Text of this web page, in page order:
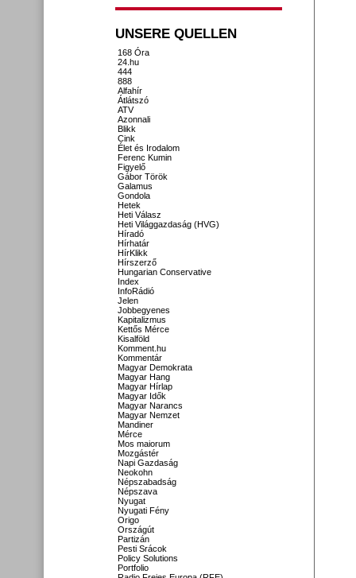
UNSERE QUELLEN
168 Óra
24.hu
444
888
Alfahír
Átlátszó
ATV
Azonnali
Blikk
Cink
Élet és Irodalom
Ferenc Kumin
Figyelő
Gábor Török
Galamus
Gondola
Hetek
Heti Válasz
Heti Világgazdaság (HVG)
Híradó
Hírhatár
HírKlikk
Hírszerző
Hungarian Conservative
Index
InfoRádió
Jelen
Jobbegyenes
Kapitalizmus
Kettős Mérce
Kisalföld
Komment.hu
Kommentár
Magyar Demokrata
Magyar Hang
Magyar Hírlap
Magyar Idők
Magyar Narancs
Magyar Nemzet
Mandiner
Mérce
Mos maiorum
Mozgástér
Napi Gazdaság
Neokohn
Népszabadság
Népszava
Nyugat
Nyugati Fény
Origo
Országút
Partizán
Pesti Srácok
Policy Solutions
Portfolio